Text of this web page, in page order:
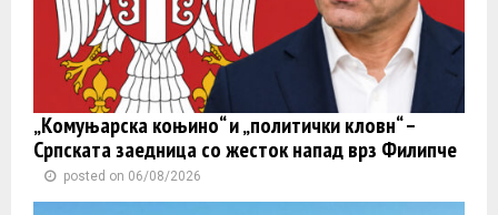
„Комуњарска коњино“ и „политички кловн“ –
Српската заедница со жесток напад врз Филипче
posted on 06/08/2026